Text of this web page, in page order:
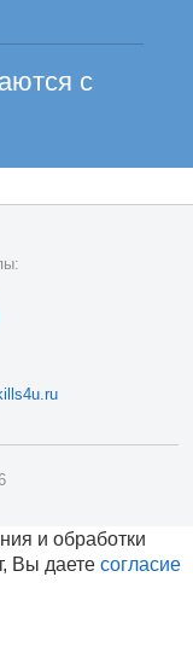
с
и обработки
Вы даете согласие